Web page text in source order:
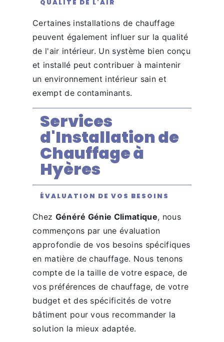
QUALITÉ DE L'AIR
Certaines installations de chauffage
peuvent également influer sur la qualité
de l'air intérieur. Un système bien conçu
et installé peut contribuer à maintenir
un environnement intérieur sain et
exempt de contaminants.
Services
d'Installation de
Chauffage à
Hyères
ÉVALUATION DE VOS BESOINS
Chez Généré Génie Climatique, nous
commençons par une évaluation
approfondie de vos besoins spécifiques
en matière de chauffage. Nous tenons
compte de la taille de votre espace, de
vos préférences de chauffage, de votre
budget et des spécificités de votre
bâtiment pour vous recommander la
solution la mieux adaptée.